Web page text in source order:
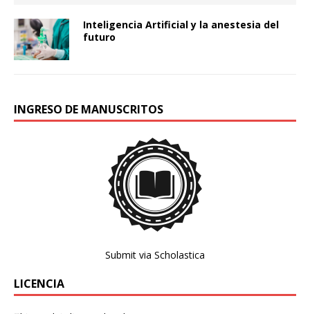
Inteligencia Artificial y la anestesia del
futuro
INGRESO DE MANUSCRITOS
Submit via Scholastica
LICENCIA